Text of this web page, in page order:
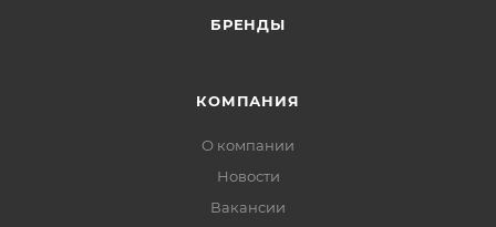
БРЕНДЫ
КОМПАНИЯ
О компании
Новости
Вакансии